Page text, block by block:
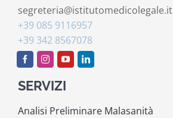
segreteria@istitutomedicolegale.it
+39 085 9116957
+39 342 8567078
SERVIZI
Analisi Preliminare Malasanità